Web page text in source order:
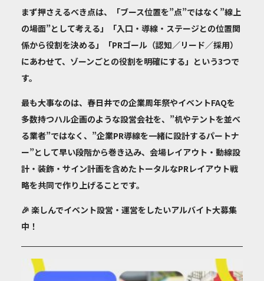
まず押さえるべき点は、「ブース位置を”点”ではなく”線上
の場面”として考える」「入口・導線・ステージとの位置関
係から役割を決める」「PRゴール（認知／リード／採用）
にあわせて、ゾーンごとの役割を明確にする」という3つで
す。
最も大事なのは、春日井での企業周年祭やイベントFAQを
多数持つハル企画のような設営会社を、”机やテントを並べ
る業者”ではなく、”企業PR導線を一緒に設計するパートナ
ー”として早い段階から巻き込み、会場レイアウト・動線設
計・装飾・サイン計画を含めたトータルなPRレイアウト戦
略を共同で作り上げることです。
🎉 楽しんでイベント設営・運営をしたいアルバイト大募集
中！